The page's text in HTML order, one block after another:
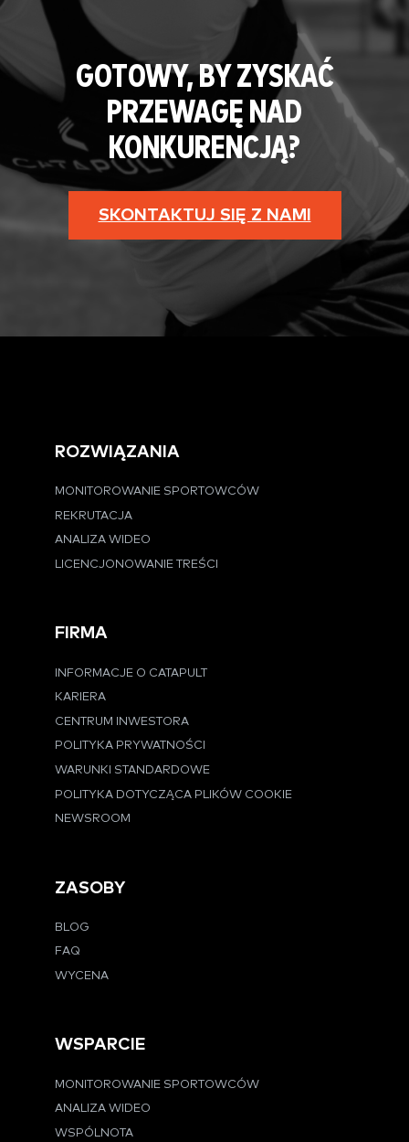
GOTOWY, BY ZYSKAĆ
PRZEWAGĘ NAD
KONKURENCJĄ?
SKONTAKTUJ SIĘ Z NAMI
ROZWIĄZANIA
MONITOROWANIE SPORTOWCÓW
REKRUTACJA
ANALIZA WIDEO
LICENCJONOWANIE TREŚCI
FIRMA
INFORMACJE O CATAPULT
KARIERA
CENTRUM INWESTORA
POLITYKA PRYWATNOŚCI
WARUNKI STANDARDOWE
POLITYKA DOTYCZĄCA PLIKÓW COOKIE
NEWSROOM
ZASOBY
BLOG
FAQ
WYCENA
WSPARCIE
MONITOROWANIE SPORTOWCÓW
ANALIZA WIDEO
WSPÓLNOTA